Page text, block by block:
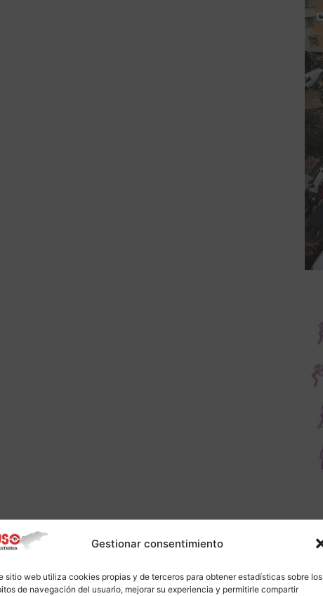
Gestionar consentimiento
sitio web utiliza cookies propias y de terceros para obtener estadísticas sobre los
de navegación del usuario, mejorar su experiencia y permitirle compartir